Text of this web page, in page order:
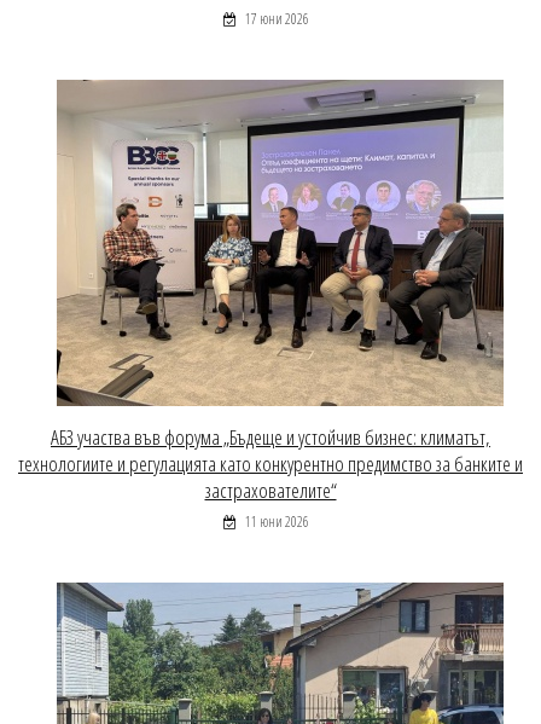
17 юни 2026
АБЗ участва във форума „Бъдеще и устойчив бизнес: климатът,
технологиите и регулацията като конкурентно предимство за банките и
застрахователите“
11 юни 2026